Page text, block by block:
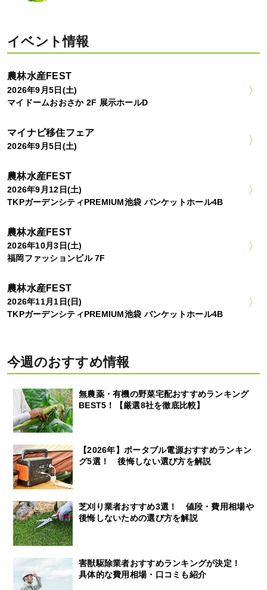
イベント情報
農林水産FEST
2026年9月5日(土)
マイドームおおさか 2F 展示ホールD
マイナビ移住フェア
2026年9月5日(土)
農林水産FEST
2026年9月12日(土)
TKPガーデンシティPREMIUM池袋 バンケットホール4B
農林水産FEST
2026年10月3日(土)
福岡ファッションビル 7F
農林水産FEST
2026年11月1日(日)
TKPガーデンシティPREMIUM池袋 バンケットホール4B
今週のおすすめ情報
無農薬・有機の野菜宅配おすすめランキング
BEST5！【厳選8社を徹底比較】
【2026年】ポータブル電源おすすめランキン
グ5選！ 後悔しない選び方を解説
芝刈り業者おすすめ3選！ 値段・費用相場や
後悔しないための選び方を解説
害獣駆除業者おすすめランキングが決定！
具体的な費用相場・口コミも紹介